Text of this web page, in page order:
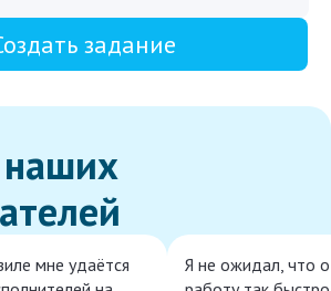
задание
мне удаётся
Я не ожидал, что